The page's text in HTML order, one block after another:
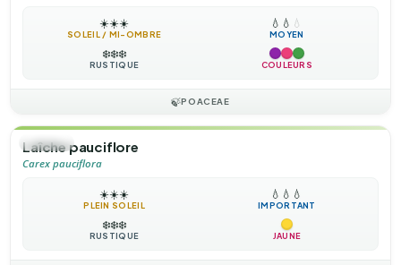
☀️☀️☀️
SOLEIL / MI-OMBRE
💧 💧 💧
MOYEN
❄️❄️❄️
RUSTIQUE COULEURS
🍃POACEAE
🌿HERBE
Laîche pauciflore
Carex pauciflora
☀️☀️☀️
PLEIN SOLEIL
💧 💧 💧
IMPORTANT
❄️❄️❄️
RUSTIQUE JAUNE